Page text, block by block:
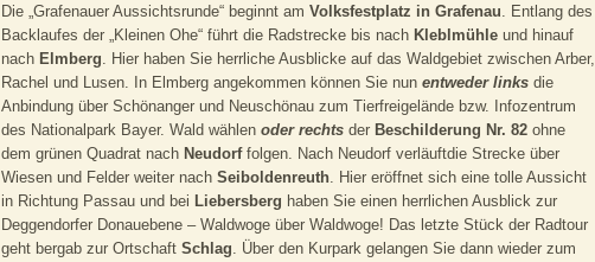
Die „Grafenauer Aussichtsrunde“ beginnt am Volksfestplatz in Grafenau. Entlang des
Backlaufes der „Kleinen Ohe“ führt die Radstrecke bis nach Kleblmühle und hinauf
nach Elmberg. Hier haben Sie herrliche Ausblicke auf das Waldgebiet zwischen Arber,
Rachel und Lusen. In Elmberg angekommen können Sie nun entweder links die
Anbindung über Schönanger und Neuschönau zum Tierfreigelände bzw. Infozentrum
des Nationalpark Bayer. Wald wählen oder rechts der Beschilderung Nr. 82 ohne
dem grünen Quadrat nach Neudorf folgen. Nach Neudorf verläuftdie Strecke über
Wiesen und Felder weiter nach Seiboldenreuth. Hier eröffnet sich eine tolle Aussicht
in Richtung Passau und bei Liebersberg haben Sie einen herrlichen Ausblick zur
Deggendorfer Donauebene – Waldwoge über Waldwoge! Das letzte Stück der Radtour
geht bergab zur Ortschaft Schlag. Über den Kurpark gelangen Sie dann wieder zum